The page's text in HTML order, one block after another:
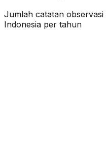
Jumlah catatan observasi
Indonesia per tahun